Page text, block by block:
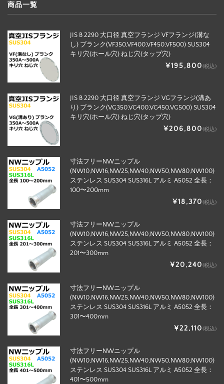
商品一覧
JIS B 2290 大口径 真空フランジ VFフランジ(溝な
し) ブランク(VF350,VF400,VF450,VF500) SUS304
キリ穴(ホール穴) ねじ穴(タップ穴)
¥195,800(税込)
JIS B 2290 大口径 真空フランジ VGフランジ(溝あ
り) ブランク(VG350,VG400,VG450,VG500) SUS304
キリ穴(ホール穴) ねじ穴(タップ穴)
¥206,800(税込)
寸法フリーNWニップル
(NW10,NW16,NW25,NW40,NW50,NW80,NW100)
ステンレス SUS304 SUS316L アルミ A5052 全長：
100〜200mm
¥18,370(税込)
寸法フリーNWニップル
(NW10,NW16,NW25,NW40,NW50,NW80,NW100)
ステンレス SUS304 SUS316L アルミ A5052 全長：
201〜300mm
¥20,240(税込)
寸法フリーNWニップル
(NW10,NW16,NW25,NW40,NW50,NW80,NW100)
ステンレス SUS304 SUS316L アルミ A5052 全長：
301〜400mm
¥22,110(税込)
寸法フリーNWニップル
(NW10,NW16,NW25,NW40,NW50,NW80,NW100)
ステンレス SUS304 SUS316L アルミ A5052 全長：
401〜500mm